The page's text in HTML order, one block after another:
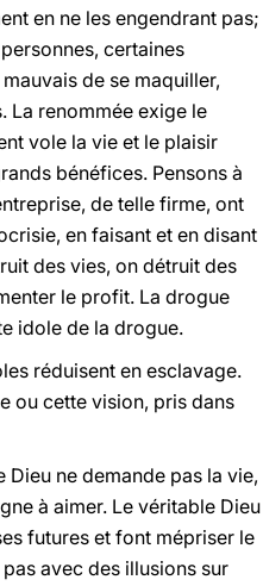
en ne les engendrant pas;
certaines
de se maquiller,
La renommée exige le
vole la vie et le plaisir
bénéfices. Pensons à
de telle firme, ont
en faisant et en disant
des vies, on détruit des
le profit. La drogue
idole de la drogue.
réduisent en esclavage.
ou cette vision, pris dans
ne demande pas la vie,
à aimer. Le véritable Dieu
futures et font mépriser le
avec des illusions sur